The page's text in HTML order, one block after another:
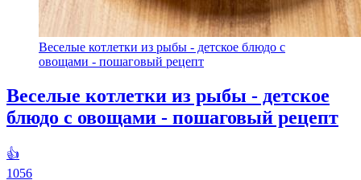
Веселые котлетки из рыбы - детское блюдо с
овощами - пошаговый рецепт
Веселые котлетки из рыбы - детское
блюдо с овощами - пошаговый рецепт
👍
1056